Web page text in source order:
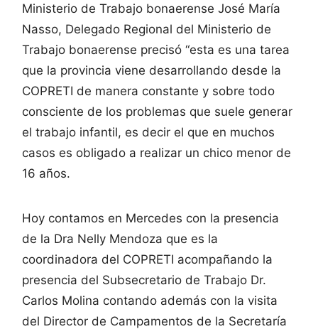
Ministerio de Trabajo bonaerense José María
Nasso, Delegado Regional del Ministerio de
Trabajo bonaerense precisó “esta es una tarea
que la provincia viene desarrollando desde la
COPRETI de manera constante y sobre todo
consciente de los problemas que suele generar
el trabajo infantil, es decir el que en muchos
casos es obligado a realizar un chico menor de
16 años.
Hoy contamos en Mercedes con la presencia
de la Dra Nelly Mendoza que es la
coordinadora del COPRETI acompañando la
presencia del Subsecretario de Trabajo Dr.
Carlos Molina contando además con la visita
del Director de Campamentos de la Secretaría